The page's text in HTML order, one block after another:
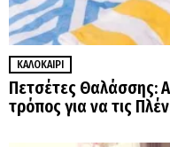
ΚΑΛΟΚΑΊΡΙ
Πετσέτες Θαλάσσης:
τρόπος για να τις